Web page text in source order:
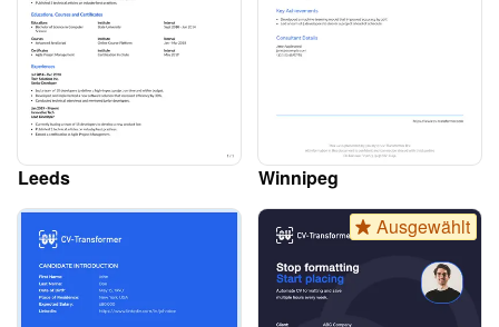
Leeds Winnipeg
Ausgewählt